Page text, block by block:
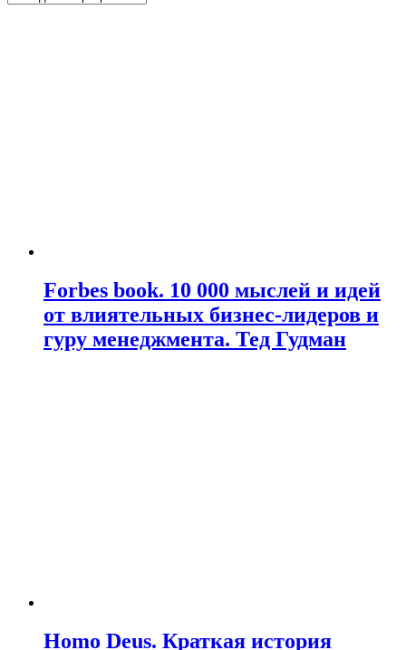
Forbes book. 10 000 мыслей и идей
от влиятельных бизнес-лидеров и
гуру менеджмента. Тед Гудман
Homo Deus. Краткая история